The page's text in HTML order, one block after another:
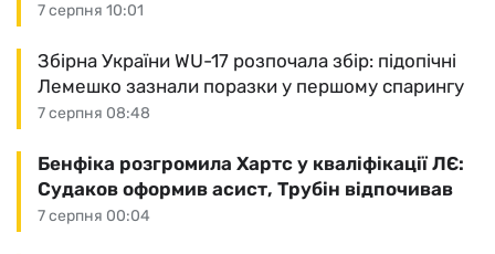
7 серпня 10:01
7 серпня 08:48
Збірна України WU-17 розпочала збір: підопічні
Лемешко зазнали поразки у першому спарингу
7 серпня 00:04
Бенфіка розгромила Хартс у кваліфікації ЛЄ:
Судаков оформив асист, Трубін відпочивав